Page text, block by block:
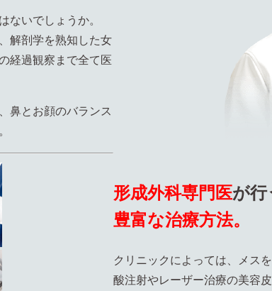
ないでしょうか。
解剖学を熟知した女
経過観察まで全て医
鼻とお顔のバランス
形成外科専門医が行
豊富な治療方法。
クリニックによっては、メス
酸注射やレーザー治療の美容